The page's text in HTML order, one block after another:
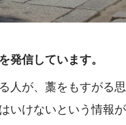
発信しています。
人が、藁をもすがる
いけないという情報